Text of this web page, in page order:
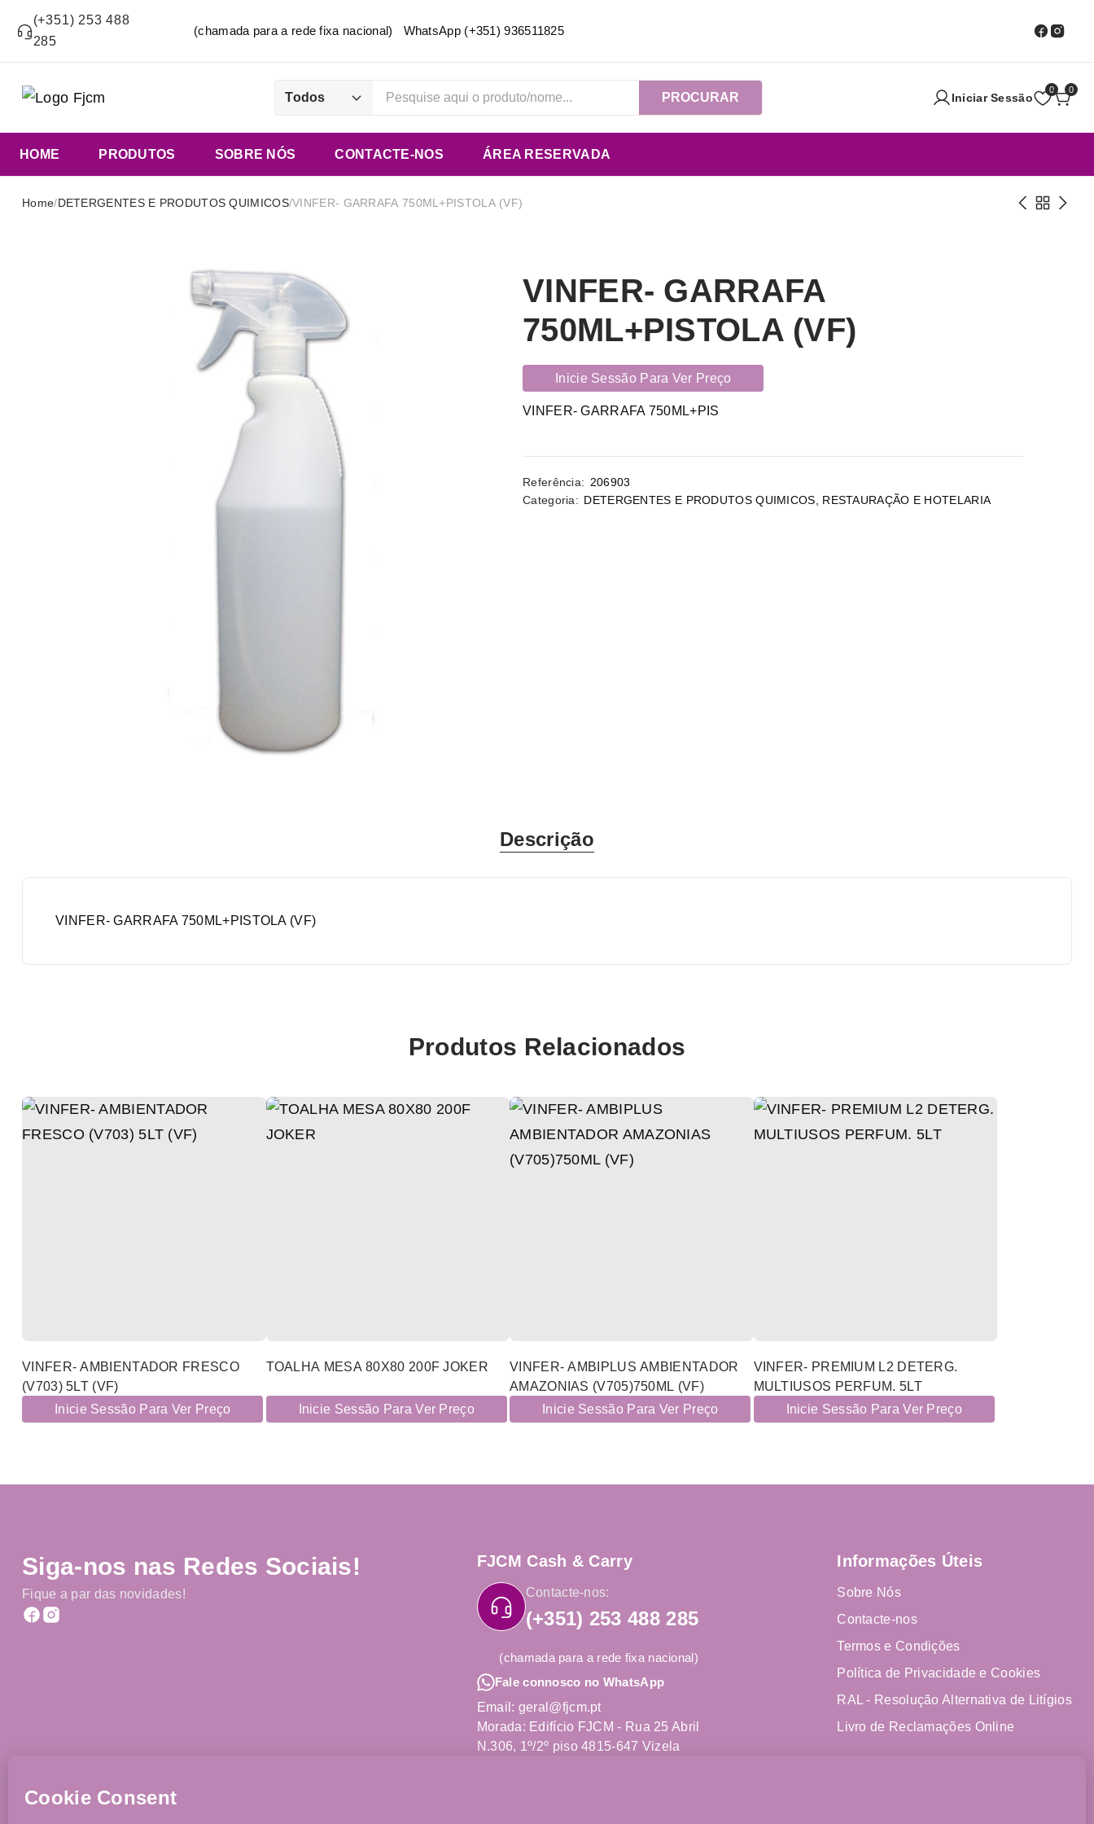
(+351) 253 488
285
(chamada para a rede fixa nacional) WhatsApp (+351) 936511825
Todos PROCURAR Iniciar Sessão
0 0
HOME PRODUTOS SOBRE NÓS CONTACTE-NOS ÁREA RESERVADA
Home/DETERGENTES E PRODUTOS QUIMICOS/VINFER- GARRAFA 750ML+PISTOLA (VF)
VINFER- GARRAFA
750ML+PISTOLA (VF)
Inicie Sessão Para Ver Preço
VINFER- GARRAFA 750ML+PIS
Referência: 206903
Categoria: DETERGENTES E PRODUTOS QUIMICOS RESTAURAÇÃO E HOTELARIA
Descrição
VINFER- GARRAFA 750ML+PISTOLA (VF)
Produtos Relacionados
VINFER- AMBIENTADOR FRESCO
(V703) 5LT (VF)
Inicie Sessão Para Ver Preço
TOALHA MESA 80X80 200F JOKER
Inicie Sessão Para Ver Preço
VINFER- AMBIPLUS AMBIENTADOR
AMAZONIAS (V705)750ML (VF)
Inicie Sessão Para Ver Preço
VINFER- PREMIUM L2 DETERG.
MULTIUSOS PERFUM. 5LT
Inicie Sessão Para Ver Preço
Siga-nos nas Redes Sociais!
Fique a par das novidades!
FJCM Cash & Carry
Contacte-nos:
(+351) 253 488 285
(chamada para a rede fixa nacional)
Fale connosco no WhatsApp
Email: geral@fjcm.pt
Morada: Edifício FJCM - Rua 25 Abril
N.306, 1º/2º piso 4815-647 Vizela
Informações Úteis
Sobre Nós
Contacte-nos
Termos e Condições
Política de Privacidade e Cookies
RAL - Resolução Alternativa de Litígios
Livro de Reclamações Online